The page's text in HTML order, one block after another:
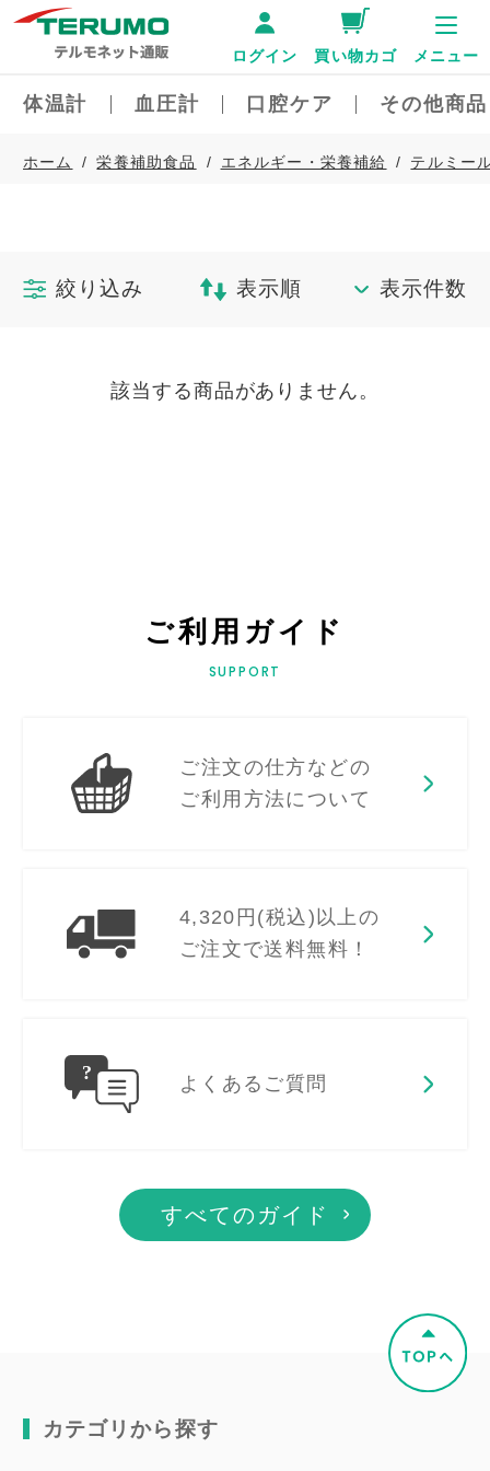
体温計 血圧計 口腔ケア その他商
ログイン 買い物カゴ メニュー
ホーム 栄養補助食品 エネルギー・栄養補給 テルミー
絞り込み 表示順 表示件数
該当する商品がありません。
ご利用ガイド
SUPPORT
ご注文の仕方などの
ご利用方法について
4,320円(税込)以上の
ご注文で送料無料！
よくあるご質問
すべてのガイド
カテゴリから探す